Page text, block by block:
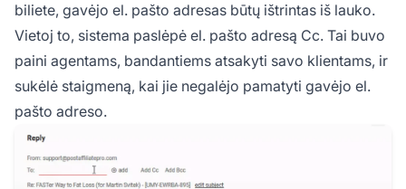
biliete, gavėjo el. pašto adresas būtų ištrintas iš lauko.
Vietoj to, sistema paslėpė el. pašto adresą Cc. Tai buvo
paini agentams, bandantiems atsakyti savo klientams, ir
sukėlė staigmeną, kai jie negalėjo pamatyti gavėjo el.
pašto adreso.